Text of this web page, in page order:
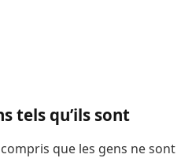
tels qu’ils sont
que les gens ne sont